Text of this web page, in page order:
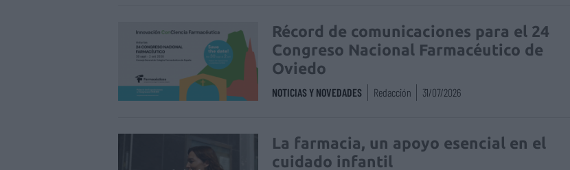
Récord de comunicaciones para el 24
Congreso Nacional Farmacéutico de
Oviedo
NOTICIAS Y NOVEDADES Redacción 31/07/2026
La farmacia, un apoyo esencial en el
cuidado infantil